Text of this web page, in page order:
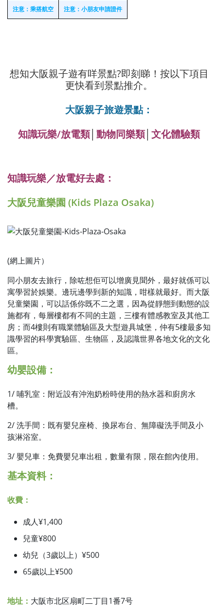
注意：乘搭航空 注意：小朋友申請證件
想知大阪親子遊有咩景點?即刻睇！按以下項目
更快看到景點推介。
大阪親子旅遊景點：
知識玩樂/放電類│ 動物同樂類│ 文化體驗類
知識玩樂／放電好去處：
大阪兒童樂園 (Kids Plaza Osaka)
(網上圖片）
同小朋友去旅行，除咗想佢可以增廣見聞外，最好就係可以
寓學習於娛樂。邊玩邊學到新的知識，咁樣就最好。而大阪
兒童樂園，可以話係你既不二之選，因為從靜態到動態的設
施都有，每層樓都有不同的主題，三樓有體感教室及其他工
房；而4樓則有職業體驗區及大型遊具城堡，仲有5樓最多知
識學習的科學實驗區、生物區，及認識世界各地文化的文化
區。
幼嬰設備：
1/ 哺乳室：附近設有沖泡奶粉時使用的熱水器和廚房水
槽。
2/ 洗手間：既有嬰兒座椅、換尿布台、無障礙洗手間及小
孩淋浴室。
3/ 嬰兒車：免費嬰兒車出租，數量有限，限在館內使用。
基本資料：
收費：
成人¥1,400
兒童¥800
幼兒（3歲以上）¥500
65歲以上¥500
地址： 大阪市北区扇町二丁目1番7号